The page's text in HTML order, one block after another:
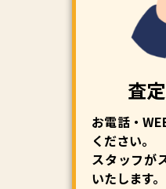
査
お電話・
ください。
スタッフが
いたします。